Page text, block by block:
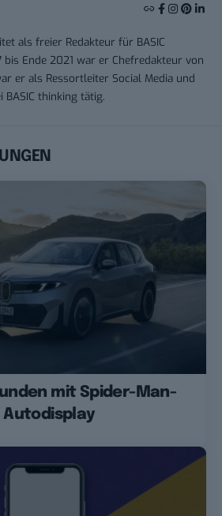
als freier Redakteur für BASIC
bis Ende 2021 war er Chefredakteur von
er als Ressortleiter Social Media und
BASIC thinking tätig.
mit Spider-Man-
Autodisplay